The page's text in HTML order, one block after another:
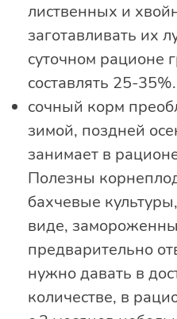
лиственных и
заготавливать их
суточном рационе
составлять 25-35%.
сочный корм
зимой, поздней
занимает в
Полезны
бахчевые
виде,
предварительно
нужно давать в
количестве, в